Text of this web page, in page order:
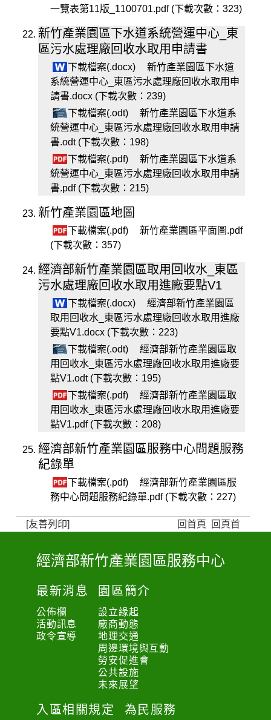
一覽表第11版_1100701.pdf (下載次數：323)
新竹產業園區下水道系統營運中心_東
區污水處理廠回收水取用申請書
下載檔案(.docx)
新竹產業園區下水道
系統營運中心_東區污水處理廠回收水取用申
請書.docx (下載次數：239)
下載檔案(.odt)
新竹產業園區下水道系
統營運中心_東區污水處理廠回收水取用申請
書.odt (下載次數：198)
下載檔案(.pdf)
新竹產業園區下水道系
統營運中心_東區污水處理廠回收水取用申請
書.pdf (下載次數：215)
新竹產業園區地圖
下載檔案(.pdf)
新竹產業園區平面圖.pdf
(下載次數：357)
經濟部新竹產業園區取用回收水_東區
污水處理廠回收水取用進廠要點V1
下載檔案(.docx)
經濟部新竹產業園區
取用回收水_東區污水處理廠回收水取用進廠
要點V1.docx (下載次數：223)
下載檔案(.odt)
經濟部新竹產業園區取
用回收水_東區污水處理廠回收水取用進廠要
點V1.odt (下載次數：195)
下載檔案(.pdf)
經濟部新竹產業園區取
用回收水_東區污水處理廠回收水取用進廠要
點V1.pdf (下載次數：208)
經濟部新竹產業園區服務中心問題服務
紀錄單
下載檔案(.pdf)
經濟部新竹產業園區服
務中心問題服務紀錄單.pdf (下載次數：227)
[友善列印] 回首頁 回頁首
:
:
經濟部新竹產業園區服務中心
最新消息
公佈欄
活動訊息
政令宣導
園區簡介
設立緣起
廠商動態
地理交通
周邊環境與互動
勞安促進會
公共設施
未來展望
入區相關規定 為民服務